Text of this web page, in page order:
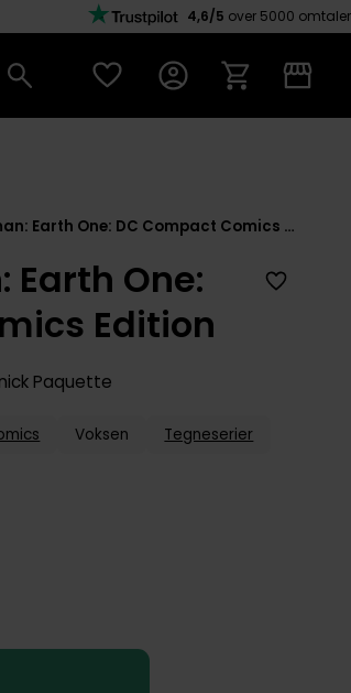
4,6/5 over 5000 omtaler
Wonder Woman: Earth One: DC Compact Comics Edition
Earth One:
Edition
Paquette
Voksen
Tegneserier